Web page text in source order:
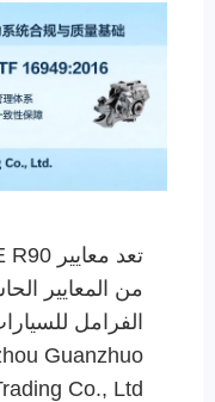
من المعايير
Guanzhuo